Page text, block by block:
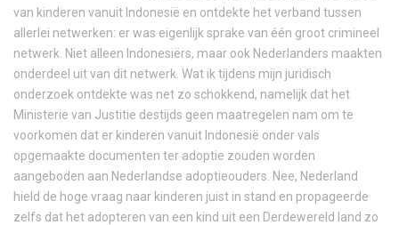
van kinderen vanuit Indonesië en ontdekte het verband tussen
allerlei netwerken: er was eigenlijk sprake van één groot crimineel
netwerk. Niet alleen Indonesiërs, maar ook Nederlanders maakten
onderdeel uit van dit netwerk. Wat ik tijdens mijn juridisch
onderzoek ontdekte was net zo schokkend, namelijk dat het
Ministerie van Justitie destijds geen maatregelen nam om te
voorkomen dat er kinderen vanuit Indonesië onder vals
opgemaakte documenten ter adoptie zouden worden
aangeboden aan Nederlandse adoptieouders. Nee, Nederland
hield de hoge vraag naar kinderen juist in stand en propageerde
zelfs dat het adopteren van een kind uit een Derdewereld land zo